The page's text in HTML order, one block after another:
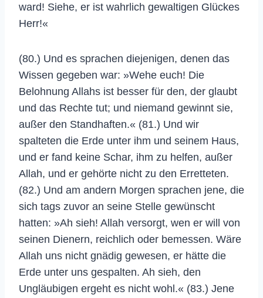
ward! Siehe, er ist wahrlich gewaltigen Glückes
Herr!«
(80.) Und es sprachen diejenigen, denen das
Wissen gegeben war: »Wehe euch! Die
Belohnung Allahs ist besser für den, der glaubt
und das Rechte tut; und niemand gewinnt sie,
außer den Standhaften.« (81.) Und wir
spalteten die Erde unter ihm und seinem Haus,
und er fand keine Schar, ihm zu helfen, außer
Allah, und er gehörte nicht zu den Erretteten.
(82.) Und am andern Morgen sprachen jene, die
sich tags zuvor an seine Stelle gewünscht
hatten: »Ah sieh! Allah versorgt, wen er will von
seinen Dienern, reichlich oder bemessen. Wäre
Allah uns nicht gnädig gewesen, er hätte die
Erde unter uns gespalten. Ah sieh, den
Ungläubigen ergeht es nicht wohl.« (83.) Jene